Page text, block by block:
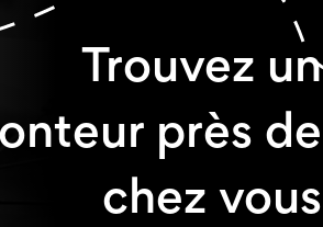
Trouvez un
près de
chez vous